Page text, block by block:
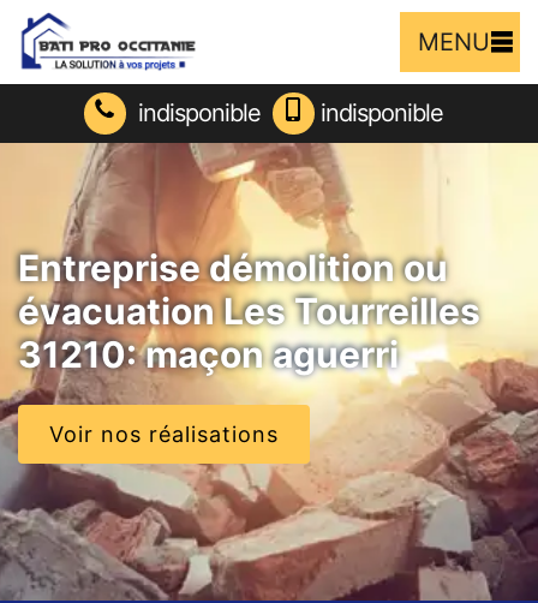
MENU
indisponible indisponible
Entreprise démolition ou
évacuation Les Tourreilles
31210: maçon aguerri
Voir nos réalisations